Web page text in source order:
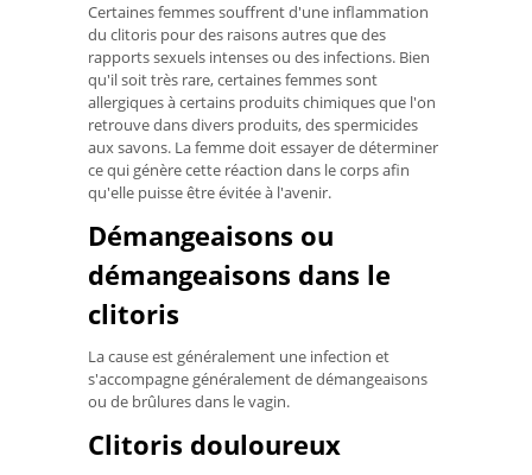
Certaines femmes souffrent d'une inflammation
du clitoris pour des raisons autres que des
rapports sexuels intenses ou des infections. Bien
qu'il soit très rare, certaines femmes sont
allergiques à certains produits chimiques que l'on
retrouve dans divers produits, des spermicides
aux savons. La femme doit essayer de déterminer
ce qui génère cette réaction dans le corps afin
qu'elle puisse être évitée à l'avenir.
Démangeaisons ou
démangeaisons dans le
clitoris
La cause est généralement une infection et
s'accompagne généralement de démangeaisons
ou de brûlures dans le vagin.
Clitoris douloureux